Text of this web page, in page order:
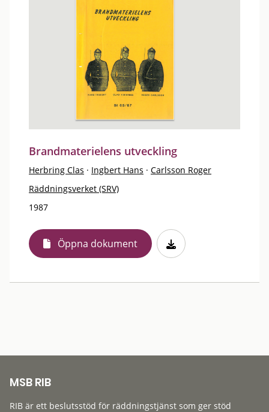
Brandmaterielens utveckling
Herbring Clas · Ingbert Hans · Carlsson Roger
Räddningsverket (SRV)
1987
Öppna dokument
MSB RIB
RIB är ett beslutsstöd för räddningstjänst som ger stöd